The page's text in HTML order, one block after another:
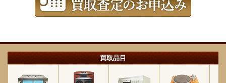
買取品目